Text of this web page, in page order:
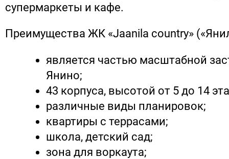
супермаркеты и кафе.
Преимущества ЖК «Jaanila country»
является частью масштабной
Янино;
43 корпуса, высотой от 5 до 14
различные виды планировок;
квартиры с террасами;
школа, детский сад;
зона для воркаута;